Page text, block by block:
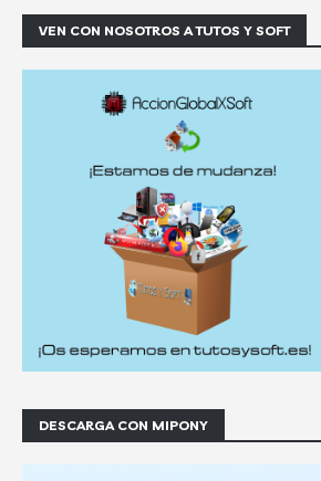
VEN CON NOSOTROS A TUTOS Y SOFT
DESCARGA CON MIPONY